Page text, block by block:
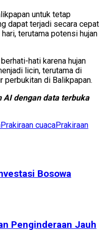
untuk tetap
dapat terjadi secara cepat
terutama potensi hujan
hati karena hujan
licin, terutama di
perbukitan di Balikpapan.
dengan data terbuka
Prakiraan cuacaPrakiraan
Bosowa
Penginderaan Jauh